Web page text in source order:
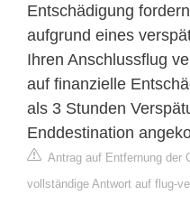
Entschädigung
aufgrund eines
Ihren Anschlussflug
auf finanzielle
als 3 Stunden
Enddestination
Antrag auf Entfernung der
vollständige Antwort auf flug-